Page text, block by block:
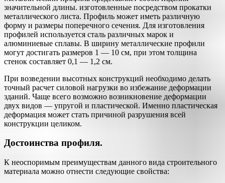
значительной длины. изготовленные посредством прокатки
металлического листа. Профиль может иметь различную
форму и размеры поперечного сечения. Для изготовления
профилей используется сталь различных марок и
алюминиевые сплавы. В ширину металлические профили
могут достигать размеров 1 — 10 см, при этом толщина
стенок составляет 0,1 — 1,2 см.
При возведении высотных конструкций необходимо делать
точный расчет силовой нагрузки во избежание деформации
зданий. Чаще всего возможно возникновение деформации
двух видов — упругой и пластической. Именно пластическая
деформация может стать причиной разрушения всей
конструкции целиком.
Достоинства профиля.
К неоспоримым преимуществам данного вида строительного
материала можно отнести следующие свойства: